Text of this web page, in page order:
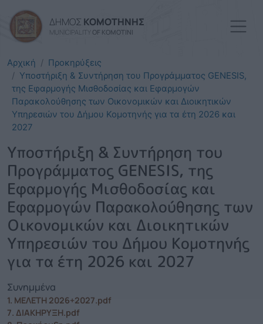
ΔΗΜΟΣ ΚΟΜΟΤΗΝΗΣ
MUNICIPALITY OF KOMOTINI
Αρχική
Προκηρύξεις
Υποστήριξη & Συντήρηση του Προγράμματος GENESIS,
της Εφαρμογής Μισθοδοσίας και Εφαρμογών
Παρακολούθησης των Οικονομικών και Διοικητικών
Υπηρεσιών του Δήμου Κομοτηνής για τα έτη 2026 και
2027
Υποστήριξη & Συντήρηση του
Προγράμματος GENESIS, της
Εφαρμογής Μισθοδοσίας και
Εφαρμογών Παρακολούθησης των
Οικονομικών και Διοικητικών
Υπηρεσιών του Δήμου Κομοτηνής
για τα έτη 2026 και 2027
Συνημμένα
1. ΜΕΛΕΤΗ 2026+2027.pdf
7. ΔΙΑΚΗΡΥΞΗ.pdf